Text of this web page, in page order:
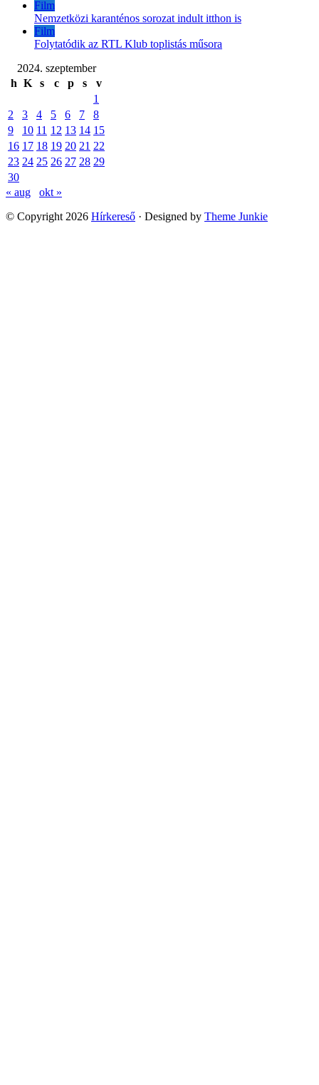
Film
Nemzetközi karanténos sorozat indult itthon is
Film
Folytatódik az RTL Klub toplistás műsora
2024. szeptember
h K s c p s
v
1
2
3 4 5 6 7
8
9
10 11 12 13 14 15
16 17 18 19 20 21 22
23 24 25 26 27 28 29
30
« aug
okt »
© Copyright 2026 Hírkereső · Designed by Theme Junkie